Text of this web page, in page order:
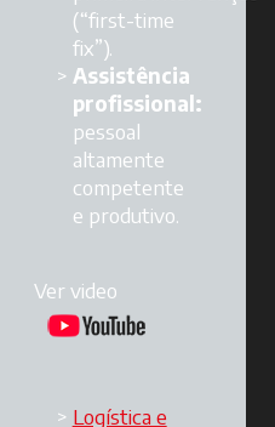
(“first-time
fix”).
Assistência
profissional:
pessoal
altamente
competente
e produtivo.
Ver video
Logística e